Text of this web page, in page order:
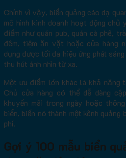
Chính vì vậy, biển quảng cáo dạ
mô hình kinh doanh hoạt động chủ
điểm như quán pub, quán cà phê,
đêm, tiệm ăn vặt hoặc cửa hàng
dụng được tối đa hiệu ứng phát
thu hút ánh nhìn từ xa.
Một ưu điểm lớn khác là khả năng
Chủ cửa hàng có thể dễ dàng
khuyến mãi trong ngày hoặc
biển, biến nó thành một kênh
phí.
Gợi ý 100 mẫu biển